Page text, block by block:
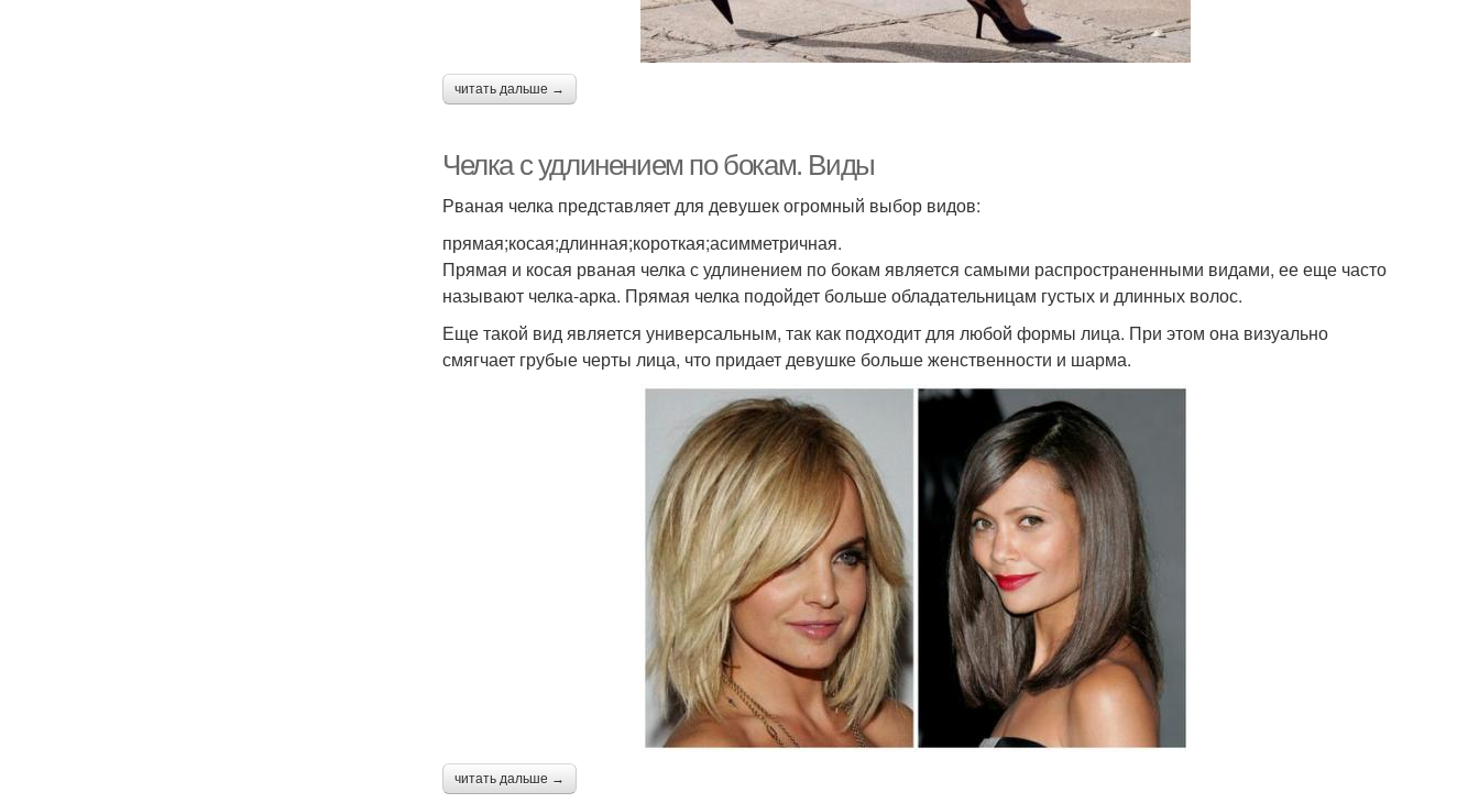
читать дальше →
Челка с удлинением по бокам. Виды
Рваная челка представляет для девушек огромный выбор видов:
прямая;косая;длинная;короткая;асимметричная.
Прямая и косая рваная челка с удлинением по бокам является самыми распространенными видами, ее еще часто
называют челка-арка. Прямая челка подойдет больше обладательницам густых и длинных волос.
Еще такой вид является универсальным, так как подходит для любой формы лица. При этом она визуально
смягчает грубые черты лица, что придает девушке больше женственности и шарма.
читать дальше →